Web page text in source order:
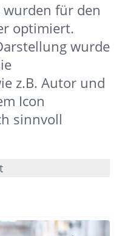
wurden für den
optimiert.
wurde
z.B. Autor und
Icon
sinnvoll